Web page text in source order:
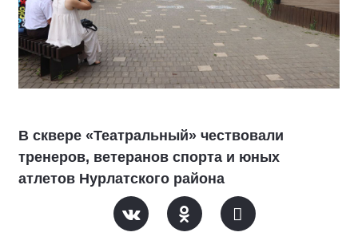
В сквере «Театральный» чествовали
тренеров, ветеранов спорта и юных
атлетов Нурлатского района